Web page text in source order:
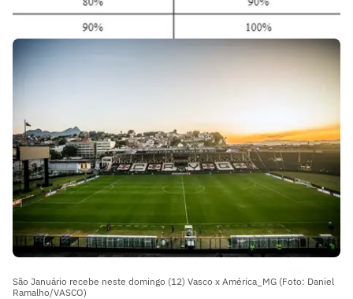
São Januário recebe neste domingo (12) Vasco x América_MG (Foto: Daniel
Ramalho/VASCO)